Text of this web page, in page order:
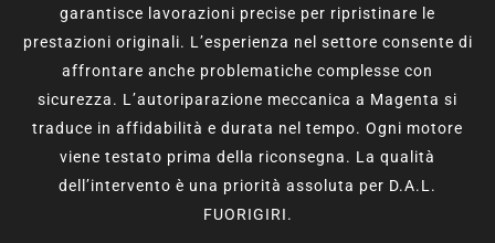
garantisce lavorazioni precise per ripristinare le
prestazioni originali. L’esperienza nel settore consente di
affrontare anche problematiche complesse con
sicurezza. L’autoriparazione meccanica a Magenta si
traduce in affidabilità e durata nel tempo. Ogni motore
viene testato prima della riconsegna. La qualità
dell’intervento è una priorità assoluta per D.A.L.
FUORIGIRI.